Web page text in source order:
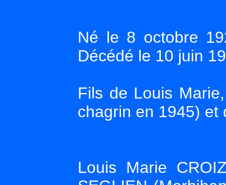
Né le 8 octobre
Décédé le 10 juin
Fils de Louis
chagrin en 1945) et
Louis Marie